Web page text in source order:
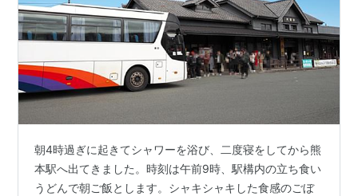
朝4時過ぎに起きてシャワーを浴び、二度寝をしてから熊
本駅へ出てきました。時刻は午前9時、駅構内の立ち食い
うどんで朝ご飯とします。シャキシャキした食感のごぼ